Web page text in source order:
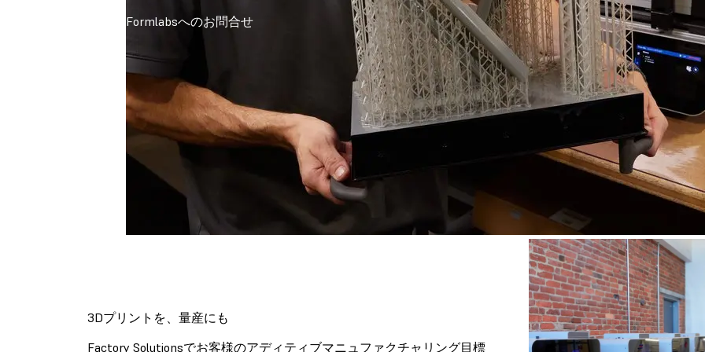
Formlabsへのお問合せ
3Dプリントを、量産にも
Factory Solutionsでお客様のアディティブマニュファクチャリング目標